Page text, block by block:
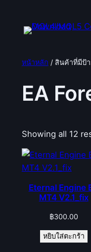
หน้าหลัก / สินค้าที่มีป้า
EA
Showing all 12
Eternal Engine
MT4 V2.1_fix
฿300.00
หยิบใส่ตะกร้า